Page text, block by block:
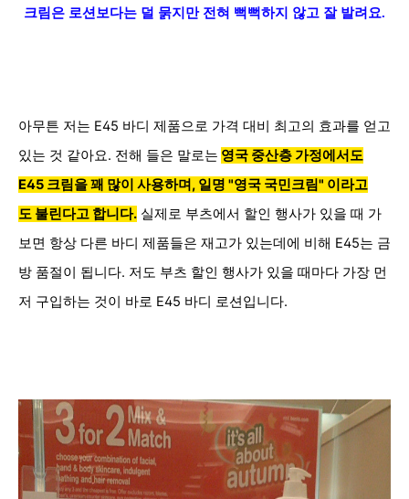
크림은 로션보다는 덜 묽지만 전혀 뻑뻑하지 않고 잘 발려요.
아무튼 저는 E45 바디 제품으로 가격 대비 최고의 효과를 얻고
있는 것 같아요. 전해 들은 말로는 영국 중산층 가정에서도
E45 크림을 꽤 많이 사용하며, 일명 "영국 국민크림" 이라고
도 불린다고 합니다. 실제로 부츠에서 할인 행사가 있을 때 가
보면 항상 다른 바디 제품들은 재고가 있는데에 비해 E45는 금
방 품절이 됩니다. 저도 부츠 할인 행사가 있을 때마다 가장 먼
저 구입하는 것이 바로 E45 바디 로션입니다.